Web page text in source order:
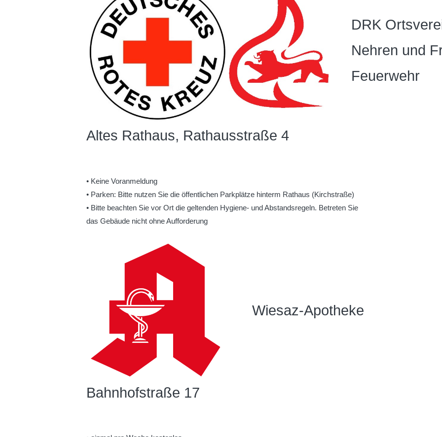
DRK
Nehren und
Feuerwehr
Altes Rathaus, Rathausstraße 4
• Keine Voranmeldung
• Parken: Bitte nutzen Sie die öffentlichen Parkplätze hinterm Rathaus (Kirchstraße)
• Bitte beachten Sie vor Ort die geltenden Hygiene- und Abstandsregeln. Betreten Sie
das Gebäude nicht ohne Aufforderung
Wiesaz-Apotheke
Bahnhofstraße 17